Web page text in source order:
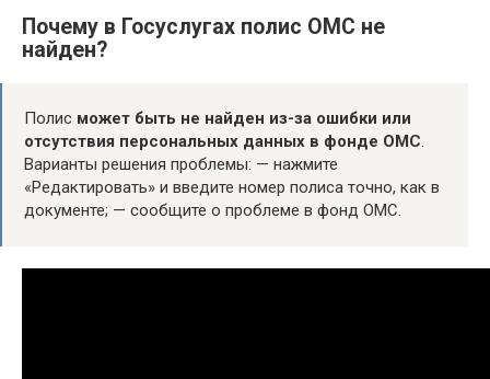
Почему в Госуслугах полис ОМС не
найден?
Полис может быть не найден из-за ошибки или
отсутствия персональных данных в фонде ОМС.
Варианты решения проблемы: — нажмите
«Редактировать» и введите номер полиса точно, как в
документе; — сообщите о проблеме в фонд ОМС.